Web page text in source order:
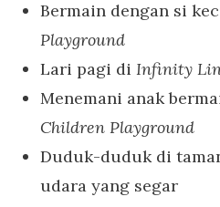
Bermain dengan si
Playground
Lari pagi di Infinity
Menemani anak
Children Playground
Duduk-duduk di
udara yang segar